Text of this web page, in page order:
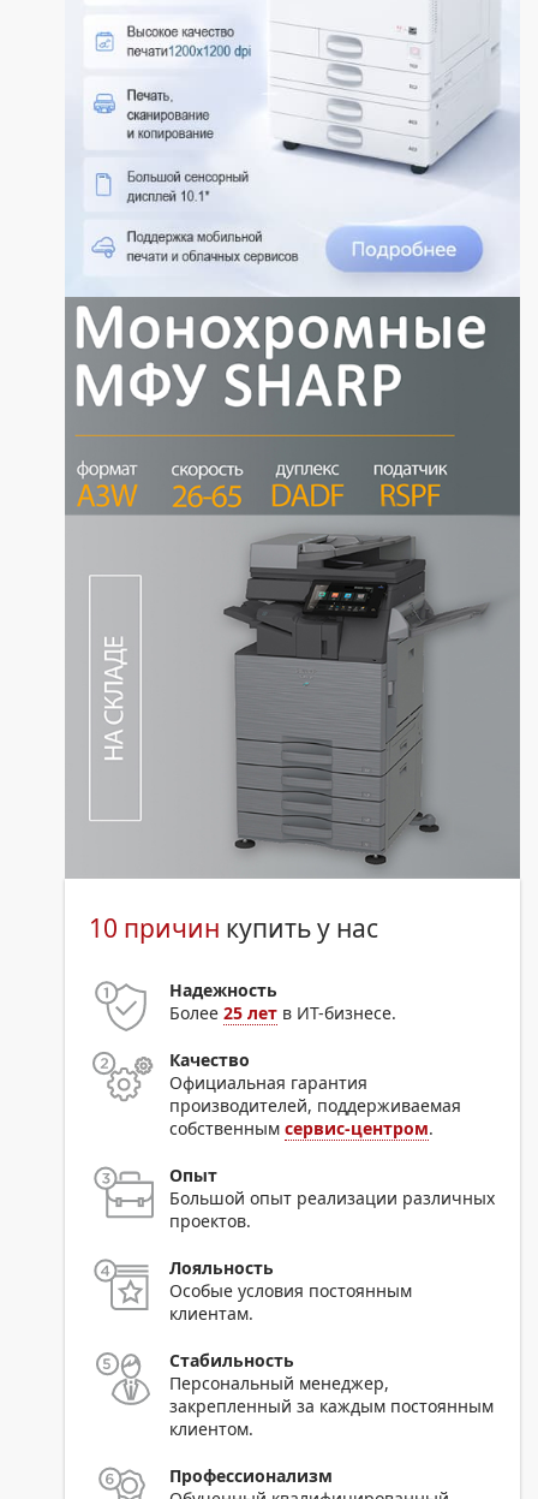
10 причин купить у нас
Надежность
Более25 лет в ИТ-бизнесе.
Качество
Официальная гарантия
производителей, поддерживаемая
собственнымсервис-центром.
Опыт
Большой опыт реализации различных
проектов.
Лояльность
Особые условия постоянным
клиентам.
Стабильность
Персональный менеджер,
закрепленный за каждым постоянным
клиентом.
Профессионализм